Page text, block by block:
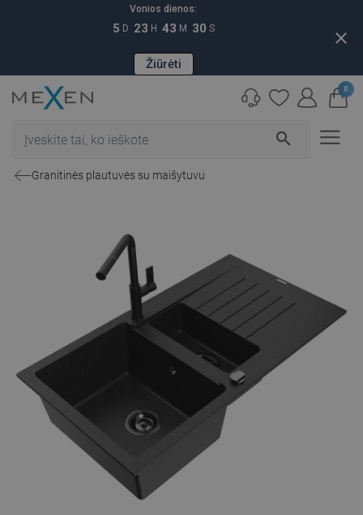
Vonios dienos:
5 D 23 H 43 M 29 S
Žiūrėti
close
search
0
Granitinės plautuvės su maišytuvu